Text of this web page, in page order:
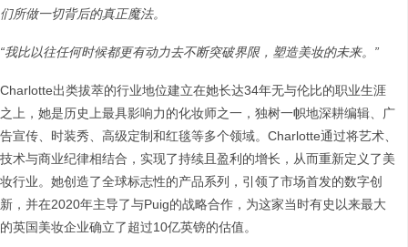
们所做一切背后的真正魔法。
“我比以往任何时候都更有动力去不断突破界限，塑造美妆的未来。”
Charlotte出类拔萃的行业地位建立在她长达34年无与伦比的职业生涯
之上，她是历史上最具影响力的化妆师之一，独树一帜地深耕编辑、广
告宣传、时装秀、高级定制和红毯等多个领域。Charlotte通过将艺术、
技术与商业纪律相结合，实现了持续且盈利的增长，从而重新定义了美
妆行业。她创造了全球标志性的产品系列，引领了市场首发的数字创
新，并在2020年主导了与Puig的战略合作，为这家当时有史以来最大
的英国美妆企业确立了超过10亿英镑的估值。